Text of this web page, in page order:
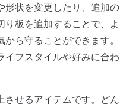
形状を変更したり、追加の
板を追加することで、よ
ら守ることができます。
イフスタイルや好みに合わ
させるアイテムです。どん